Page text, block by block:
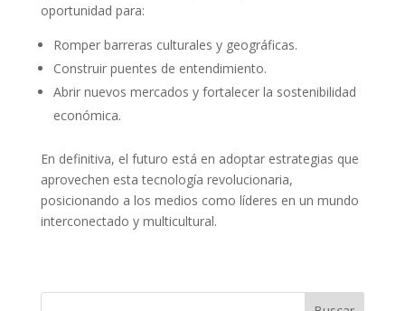
oportunidad para:
Romper barreras culturales y geográficas.
Construir puentes de entendimiento.
Abrir nuevos mercados y fortalecer la sostenibilidad
económica.
En definitiva, el futuro está en adoptar estrategias que
aprovechen esta tecnología revolucionaria,
posicionando a los medios como líderes en un mundo
interconectado y multicultural.